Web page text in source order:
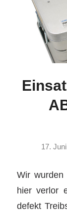
17.
Wir wurden
hier verlor
defekt